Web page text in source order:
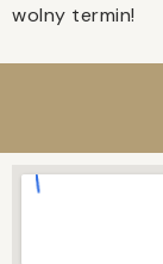
wolny termin!